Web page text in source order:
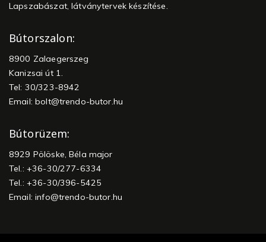
Lapszabászat, látványtervek készítése.
Bútorszalon:
8900 Zalaegerszeg
Kanizsai út 1.
Tel: 30/323-8942
Email:bolt@trendo-butor.hu
Bútorüzem:
8929 Pölöske, Béla major
Tel.: +36-30/277-6334
Tel.: +36-30/396-5425
Email:info@trendo-butor.hu